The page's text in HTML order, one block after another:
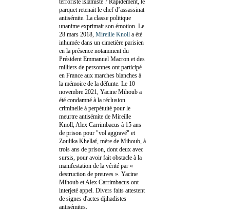
parquet retenait le chef d’assassinat
antisémite. La classe politique
unanime exprimait son émotion. Le
28 mars 2018, Mireille Knoll a été
inhumée dans un cimetière parisien
en la présence notamment du
Président Emmanuel Macron et des
milliers de personnes ont participé
en France aux marches blanches à
la mémoire de la défunte. Le 10
novembre 2021, Yacine Mihoub a
été condamné à la réclusion
criminelle à perpétuité pour le
meurtre antisémite de Mireille
Knoll, Alex Carrimbacus à 15 ans
de prison pour "vol aggravé" et
Zoulika Khellaf, mère de Mihoub, à
trois ans de prison, dont deux avec
sursis, pour avoir fait obstacle à la
manifestation de la vérité par «
destruction de preuves ». Yacine
Mihoub et Alex Carrimbacus ont
interjeté appel. Divers faits attestent
de signes d'actes djihadistes
antisémites.